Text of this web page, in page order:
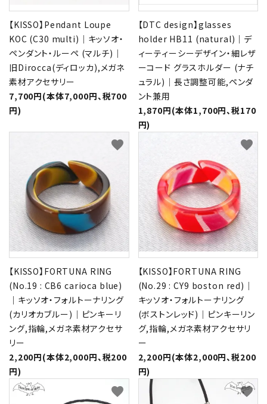
【KISSO】Pendant Loupe
KOC (C30 multi)｜キッソオ・
ペンダント・ルーペ (マルチ)｜
旧Dirocca(ディロッカ),メガネ
素材アクセサリー
7,700円(本体7,000円、税700
円)
【DTC design】glasses
holder HB11 (natural)｜デ
ィーティーシーデザイン・細レザ
ーコード グラスホルダー (ナチ
ュラル)｜長さ調整可能,ペンダ
ント兼用
1,870円(本体1,700円、税170
円)
【KISSO】FORTUNA RING
(No.19 : CB6 carioca blue)
｜キッソオ・フォルトーナリング
(カリオカブルー)｜ピンキーリ
ング,指輪,メガネ素材アクセサ
リー
2,200円(本体2,000円、税200
円)
favorite
【KISSO】FORTUNA RING
(No.29 : CY9 boston red)｜
キッソオ・フォルトーナリング
(ボストンレッド)｜ピンキーリン
グ,指輪,メガネ素材アクセサリ
ー
2,200円(本体2,000円、税200
円)
favorite
favorite favorite